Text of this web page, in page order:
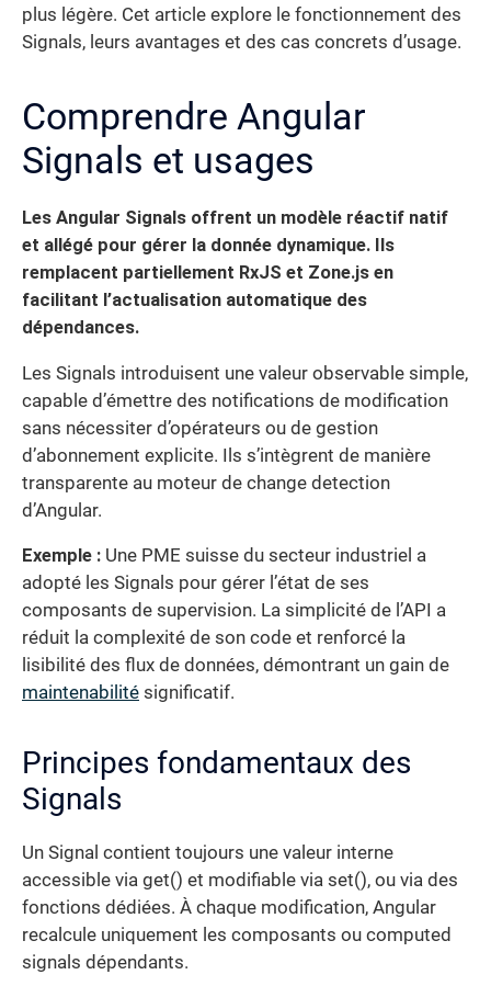
plus légère. Cet article explore le fonctionnement des
Signals, leurs avantages et des cas concrets d’usage.
Comprendre Angular
Signals et usages
Les Angular Signals offrent un modèle réactif natif
et allégé pour gérer la donnée dynamique. Ils
remplacent partiellement RxJS et Zone.js en
facilitant l’actualisation automatique des
dépendances.
Les Signals introduisent une valeur observable simple,
capable d’émettre des notifications de modification
sans nécessiter d’opérateurs ou de gestion
d’abonnement explicite. Ils s’intègrent de manière
transparente au moteur de change detection
d’Angular.
Exemple : Une PME suisse du secteur industriel a
adopté les Signals pour gérer l’état de ses
composants de supervision. La simplicité de l’API a
réduit la complexité de son code et renforcé la
lisibilité des flux de données, démontrant un gain de
maintenabilité significatif.
Principes fondamentaux des
Signals
Un Signal contient toujours une valeur interne
accessible via get() et modifiable via set(), ou via des
fonctions dédiées. À chaque modification, Angular
recalcule uniquement les composants ou computed
signals dépendants.